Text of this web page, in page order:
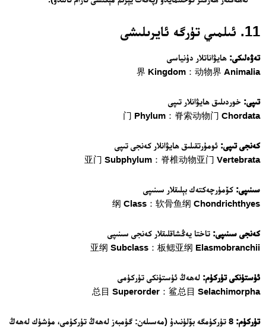
11. ئىلمىي تۈرگە ئايرىلىشى
تەۋەلىكى: ھايۋاناتلار دۇنياسى
界 Kingdom：动物界 Animalia
تىپى: خوردىلىق ھايۋانلار تىپى
门 Phylum：脊索动物门 Chordata
كەنجى تىپى: ئومۇرتقىلىق ھايۋانلار كەنجى تىپى
亚门 Subphylum：脊椎动物亚门 Vertebrata
سىنىپى: كۆمۈرچەكتەك بېلىقلار سىنىپى
纲 Class：软骨鱼纲 Chondrichthyes
كەنجى سىنىپى: تاختا يەڭشاقلىقلار كەنجى سىنىپى
亚纲 Subclass：板鳃亚纲 Elasmobranchii
ئۈستۈنكى تۈركۈم: لەھەڭ ئۈستۈنكى تۈركۈمى
总目 Superorder：鲨总目 Selachimorpha
تۈركۈم:
8 تۈركۈمگە بۆلۈنىدۇ (مەسىلەن: گۈمبەز لەھەڭ تۈركۈمى، مۈشۈك لەھەڭ